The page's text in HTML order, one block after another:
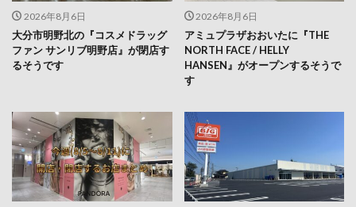
2026年8月6日
大分市明野北の『コスメドラッグ
ファン サンリブ明野店』が閉店す
るそうです
2026年8月6日
アミュプラザおおいたに『THE
NORTH FACE / HELLY
HANSEN』がオープンするそうで
す